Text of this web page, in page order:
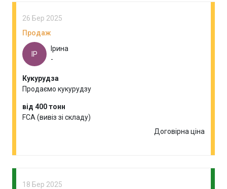
26 Бер 2025
Продаж
ІР
Ірина
-
Кукурудза
Продаємо кукурудзу
від 400 тонн
FCA (вивіз зі складу)
Договірна ціна
18 Бер 2025